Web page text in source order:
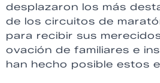
desplazaron los más
de los circuitos de
para recibir sus
ovación de familiares e
han hecho posible estos